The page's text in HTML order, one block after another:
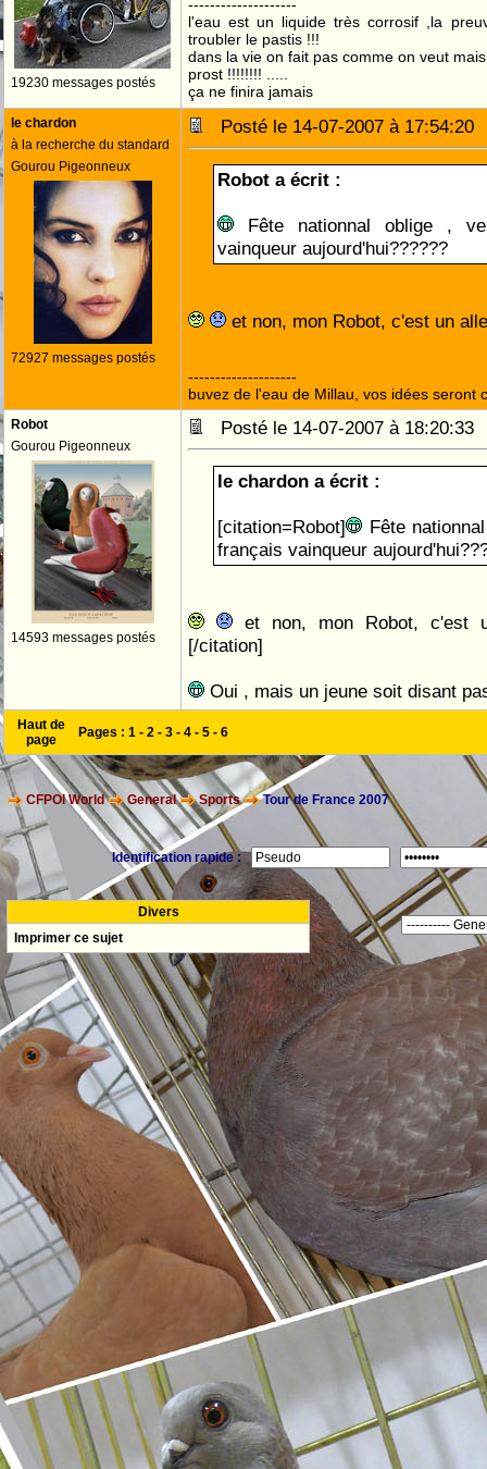
19230 messages postés
--------------------
l'eau est un liquide très corrosif ,la
troubler le pastis !!!
dans la vie on fait pas comme on veut
prost !!!!!!!! .....
ça ne finira jamais
le chardon
à la recherche du standard
Gourou Pigeonneux
72927 messages postés
Posté le 14-07-2007 à
Robot a écrit :
Fête nationnal oblige ,
vainqueur aujourd'hui??????
et non, mon Robot, c'est un
--------------------
buvez de l'eau de Millau, vos idées seront
Robot
Gourou Pigeonneux
14593 messages postés
Posté le 14-07-2007 à
le chardon a écrit :
[citation=Robot]
Fête
français vainqueur
et non, mon Robot, c'est
[/citation]
Oui , mais un jeune soit disant
Haut de
page
Pages : 1 - 2 - 3 - 4 - 5 - 6
CFPOI World General Sports Tour de France 2007
Identification rapide :
Divers
Imprimer ce sujet